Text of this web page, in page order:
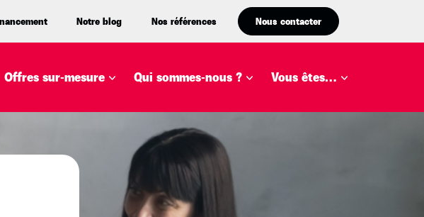
Notre blog Nos références Nous contacter
Offres sur-mesure Qui sommes-nous ? Vous êtes…